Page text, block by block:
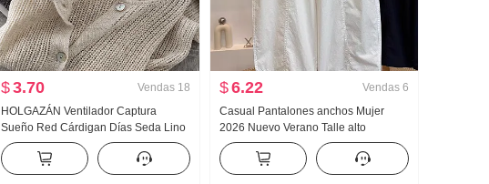
$3.70 Vendas 18
HOLGAZÁN Ventilador Captura
Sueño Red Cárdigan Días Seda Lino
Hecho a mano Selección Agujero
Calado tejido de punto Cárdigan
Mujer Acondicionador de aire Camisa
$6.22 Vendas 6
Casual Pantalones anchos Mujer
2026 Nuevo Verano Talle alto
Adelgazante Talla grande Petite
Sencillo Holgado Nueve puntos
Machete Pantalones